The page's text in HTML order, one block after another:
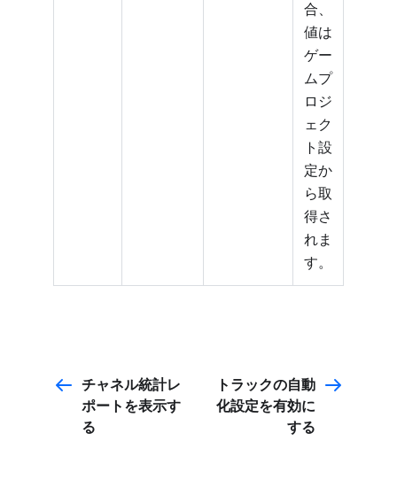
合、
値は
ゲー
ムプ
ロジ
ェク
ト設
定か
ら取
得さ
れま
す。
チャネル統計レ
ポートを表示す
る
トラックの自動
化設定を有効に
する